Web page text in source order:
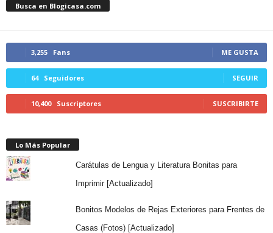
Busca en Blogicasa.com
3,255 Fans ME GUSTA
64 Seguidores SEGUIR
10,400 Suscriptores SUSCRIBIRTE
Lo Más Popular
Carátulas de Lengua y Literatura Bonitas para
Imprimir [Actualizado]
Bonitos Modelos de Rejas Exteriores para Frentes de
Casas (Fotos) [Actualizado]